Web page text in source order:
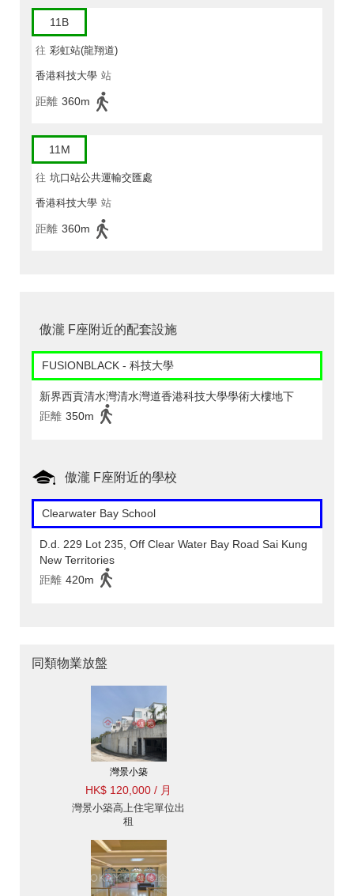
11B
往 彩虹站(龍翔道)
香港科技大學 站
距離 360m
11M
往 坑口站公共運輸交匯處
香港科技大學 站
距離 360m
傲瀧 F座附近的配套設施
FUSIONBLACK - 科技大學
新界西貢清水灣清水灣道香港科技大學學術大樓地下
距離 350m
傲瀧 F座附近的學校
Clearwater Bay School
D.d. 229 Lot 235, Off Clear Water Bay Road Sai Kung
New Territories
距離 420m
同類物業放盤
灣景小築
HK$ 120,000 / 月
灣景小築高上住宅單位出
租